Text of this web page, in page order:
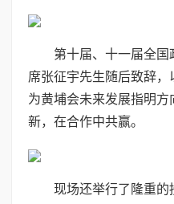
第十届、十一届全
席张征宇先生随后致辞，
为黄埔会未来发展指明方
新，在合作中共赢。
现场还举行了隆重的